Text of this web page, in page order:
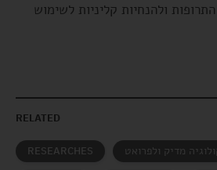
ולהנחיות קליניות לשימוש
RELATED
RESEARCHES
מדיק ולפרואט